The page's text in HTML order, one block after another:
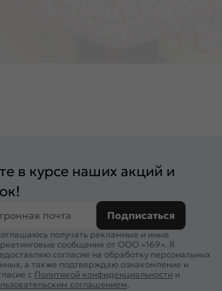
в курсе наших акций и
почта Подписаться
получать рекламные и иные
сообщения от ООО «169». Я
согласие на обработку персональных
а также подтверждаю ознакомление и
с Политикой конфиденциальности и
соглашением.